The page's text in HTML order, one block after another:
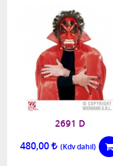
2691 D
480,00